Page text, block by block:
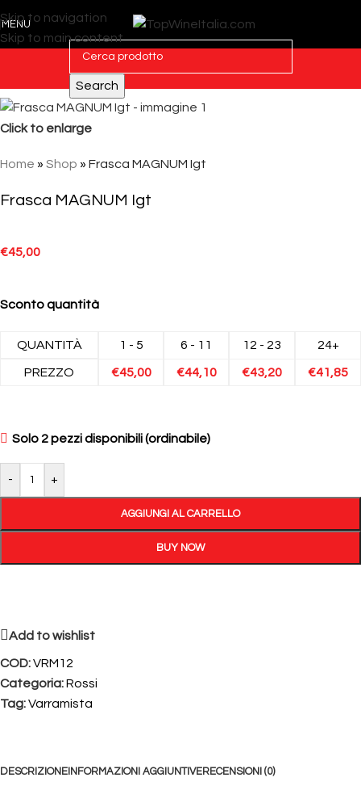
Skip to navigation
Skip to main content
MENU
Search
Click to enlarge
Home » Shop » Frasca MAGNUM Igt
Frasca MAGNUM Igt
€45,00
Sconto quantità
QUANTITÀ 1 - 5 6 - 11 12 - 23 24+
PREZZO €45,00 €44,10 €43,20 €41,85
Solo 2 pezzi disponibili (ordinabile)
- +
AGGIUNGI AL CARRELLO
BUY NOW
Add to wishlist
COD:VRM12
Categoria:Rossi
Tag:Varramista
DESCRIZIONEINFORMAZIONI AGGIUNTIVERECENSIONI (0)